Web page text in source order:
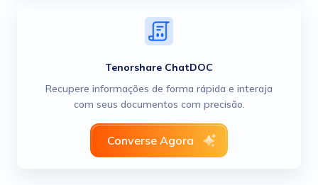
Tenorshare ChatDOC
Recupere informações de forma rápida e interaja
com seus documentos com precisão.
Converse Agora